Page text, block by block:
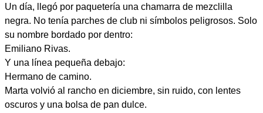
Un día, llegó por paquetería una chamarra de mezclilla
negra. No tenía parches de club ni símbolos peligrosos. Solo
su nombre bordado por dentro:
Emiliano Rivas.
Y una línea pequeña debajo:
Hermano de camino.
Marta volvió al rancho en diciembre, sin ruido, con lentes
oscuros y una bolsa de pan dulce.